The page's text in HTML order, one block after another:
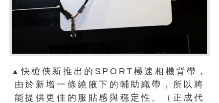
▲快槍俠新推出的SPORT極速相機背帶，
由於新增一條繞腋下的輔助織帶，所以將
能提供更佳的服貼感與穩定性。（正成代